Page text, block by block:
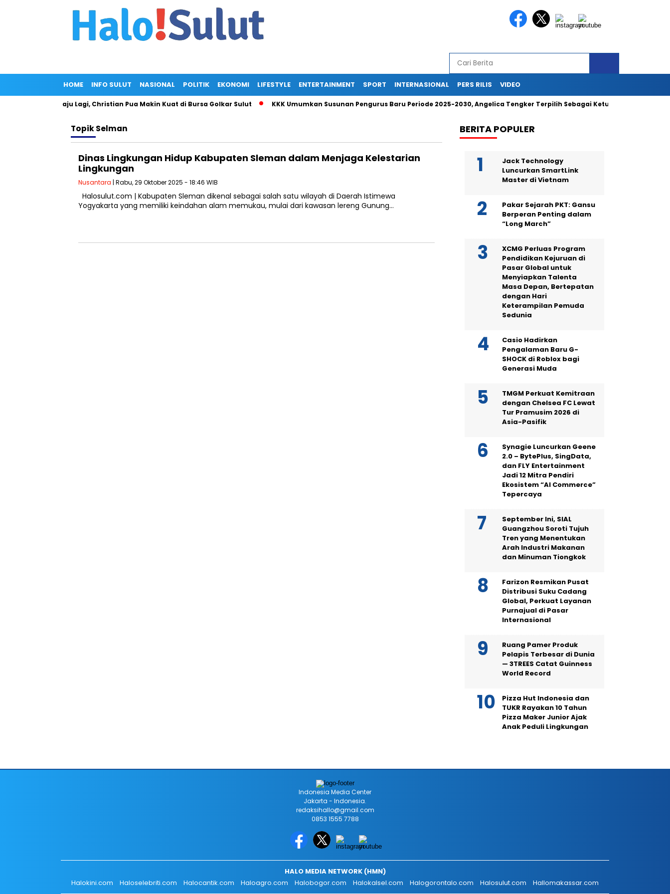
HOME INFO SULUT NASIONAL POLITIK EKONOMI LIFESTYLE ENTERTAINMENT SPORT INTERNASIONAL PERS RILIS VIDEO
Gagal Maju Lagi, Christian Pua Makin Kuat di Bursa Golkar Sulut KKK Umumkan Susunan Pengurus Baru Periode 2025-2030, Angelica Tengker Terpilih Sebagai Ketua Umum
TopikSelman
Dinas Lingkungan Hidup Kabupaten Sleman dalam Menjaga Kelestarian
Lingkungan
Nusantara | Rabu, 29 Oktober 2025 - 18:46 WIB
Halosulut.com | Kabupaten Sleman dikenal sebagai salah satu wilayah di Daerah Istimewa
Yogyakarta yang memiliki keindahan alam memukau, mulai dari kawasan lereng Gunung…
BERITA POPULER
Jack Technology
Luncurkan SmartLink
Master di Vietnam
Pakar Sejarah PKT: Gansu
Berperan Penting dalam
“Long March”
XCMG Perluas Program
Pendidikan Kejuruan di
Pasar Global untuk
Menyiapkan Talenta
Masa Depan, Bertepatan
dengan Hari
Keterampilan Pemuda
Sedunia
Casio Hadirkan
Pengalaman Baru G-
SHOCK di Roblox bagi
Generasi Muda
TMGM Perkuat Kemitraan
dengan Chelsea FC Lewat
Tur Pramusim 2026 di
Asia-Pasifik
Synagie Luncurkan Geene
2.0 – BytePlus, SingData,
dan FLY Entertainment
Jadi 12 Mitra Pendiri
Ekosistem “AI Commerce”
Tepercaya
September Ini, SIAL
Guangzhou Soroti Tujuh
Tren yang Menentukan
Arah Industri Makanan
dan Minuman Tiongkok
Farizon Resmikan Pusat
Distribusi Suku Cadang
Global, Perkuat Layanan
Purnajual di Pasar
Internasional
Ruang Pamer Produk
Pelapis Terbesar di Dunia
— 3TREES Catat Guinness
World Record
Pizza Hut Indonesia dan
TUKR Rayakan 10 Tahun
Pizza Maker Junior Ajak
Anak Peduli Lingkungan
Indonesia Media Center
Jakarta - Indonesia.
redaksihallo@gmail.com
0853 1555 7788
HALO MEDIA NETWORK (HMN)
Halokini.com
Haloselebriti.com Halocantik.com Haloagro.com Halobogor.com Halokalsel.com Halogorontalo.com Halosulut.com Hallomakassar.com